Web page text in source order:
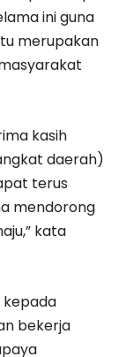
ini guna
merupakan
kasih
daerah)
terus
mendorong
kata
kepada
bekerja